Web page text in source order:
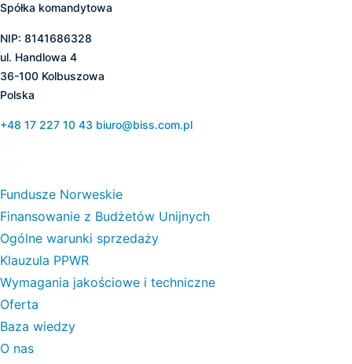
Spółka komandytowa
NIP: 8141686328
ul. Handlowa 4
36-100 Kolbuszowa
Polska
+48 17 227 10 43 biuro@biss.com.pl
Fundusze Norweskie
Finansowanie z Budżetów Unijnych
Ogólne warunki sprzedaży
Klauzula PPWR
Wymagania jakościowe i techniczne
Oferta
Baza wiedzy
O nas